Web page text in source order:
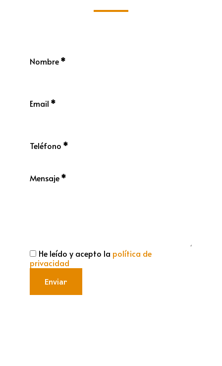
Nombre*
Email *
Teléfono *
Mensaje*
He leído y acepto la política de
privacidad
Enviar